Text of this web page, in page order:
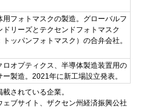
用フォトマスクの製造。グローバルフ
ドリーズとテクセンドフォトマスク
トッパンフォトマスク）の合弁会社。
ロオプティクス、半導体製造装置用の
ー製造。2021年に新工場設立発表。
されている企業。
ブサイト、ザクセン州経済振興公社